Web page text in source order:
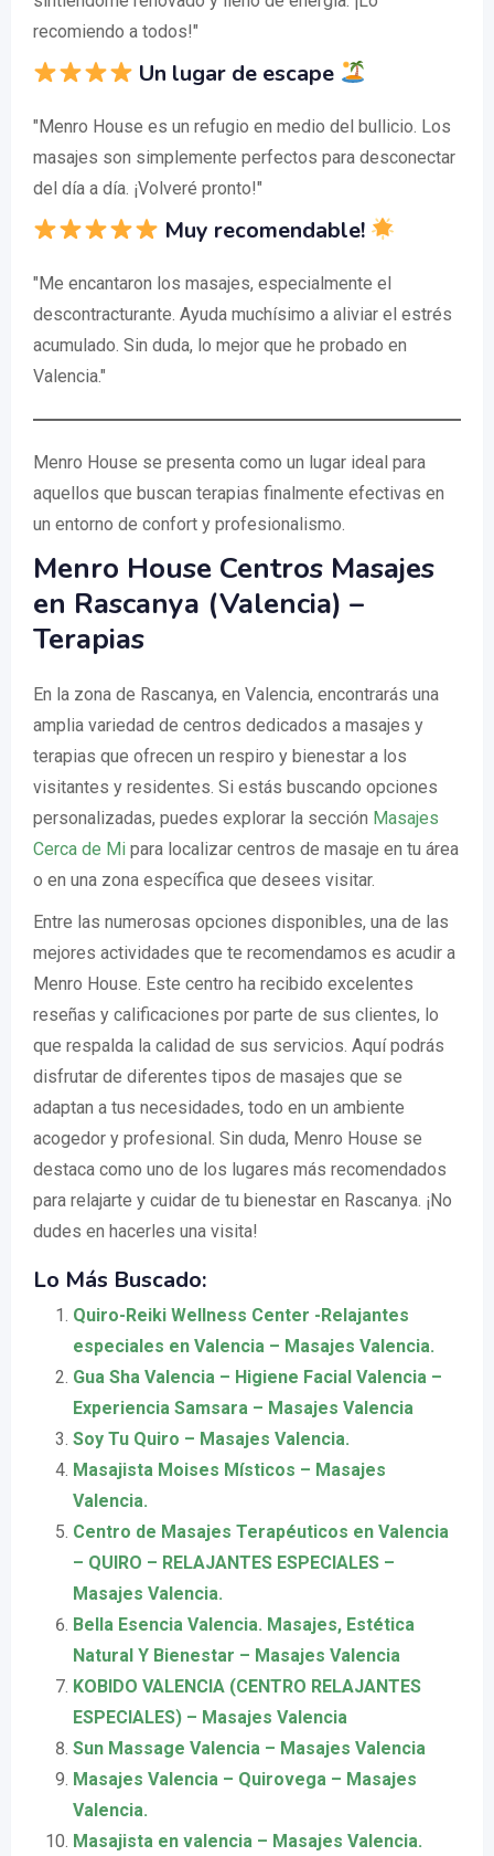
recomiendo a todos!"
Un lugar de escape
"Menro House es un refugio en medio del bullicio. Los
masajes son simplemente perfectos para desconectar
del día a día. ¡Volveré pronto!"
Muy recomendable!
"Me encantaron los masajes, especialmente el
descontracturante. Ayuda muchísimo a aliviar el estrés
acumulado. Sin duda, lo mejor que he probado en
Valencia."
Menro House se presenta como un lugar ideal para
aquellos que buscan terapias finalmente efectivas en
un entorno de confort y profesionalismo.
Menro House Centros Masajes
en Rascanya (Valencia) –
Terapias
En la zona de Rascanya, en Valencia, encontrarás una
amplia variedad de centros dedicados a masajes y
terapias que ofrecen un respiro y bienestar a los
visitantes y residentes. Si estás buscando opciones
personalizadas, puedes explorar la sección Masajes
Cerca de Mi para localizar centros de masaje en tu área
o en una zona específica que desees visitar.
Entre las numerosas opciones disponibles, una de las
mejores actividades que te recomendamos es acudir a
Menro House. Este centro ha recibido excelentes
reseñas y calificaciones por parte de sus clientes, lo
que respalda la calidad de sus servicios. Aquí podrás
disfrutar de diferentes tipos de masajes que se
adaptan a tus necesidades, todo en un ambiente
acogedor y profesional. Sin duda, Menro House se
destaca como uno de los lugares más recomendados
para relajarte y cuidar de tu bienestar en Rascanya. ¡No
dudes en hacerles una visita!
Lo Más Buscado:
Quiro-Reiki Wellness Center -Relajantes
especiales en Valencia – Masajes Valencia.
Gua Sha Valencia – Higiene Facial Valencia –
Experiencia Samsara – Masajes Valencia
Soy Tu Quiro – Masajes Valencia.
Masajista Moises Místicos – Masajes
Valencia.
Centro de Masajes Terapéuticos en Valencia
– QUIRO – RELAJANTES ESPECIALES –
Masajes Valencia.
Bella Esencia Valencia. Masajes, Estética
Natural Y Bienestar – Masajes Valencia
KOBIDO VALENCIA (CENTRO RELAJANTES
ESPECIALES) – Masajes Valencia
Sun Massage Valencia – Masajes Valencia
Masajes Valencia – Quirovega – Masajes
Valencia.
Masajista en valencia – Masajes Valencia.